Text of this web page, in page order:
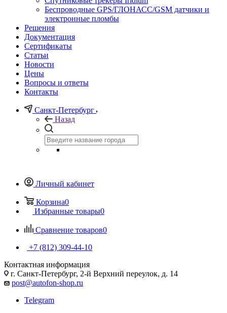
Беспроводные GPS/ГЛОНАСС/GSM датчики и
электронные пломбы
Решения
Документация
Сертификаты
Статьи
Новости
Цены
Вопросы и ответы
Контакты
Санкт-Петербург
Назад
Личный кабинет
Корзина0
Избранные товары0
Сравнение товаров0
+7 (812) 309-44-10
Контактная информация
г. Санкт-Петербург, 2-й Верхний переулок, д. 14
post@autofon-shop.ru
Telegram